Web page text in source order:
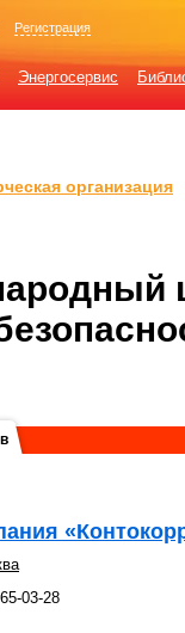
Регистрация
Энергосервис
организация
03-28